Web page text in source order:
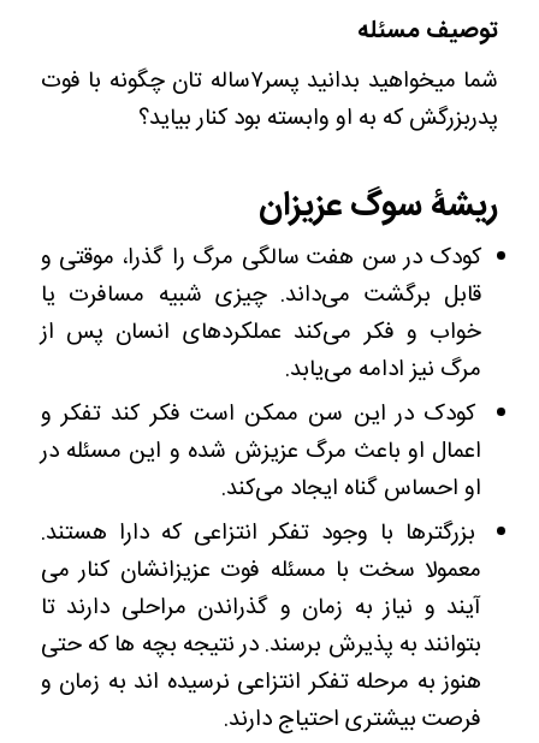
توصیف مسئله
شما میخواهید بدانید پسر۷ساله تان چگونه با فوت
پدربزرگش که به او وابسته بود کنار بیاید؟
ریشۀ سوگ عزیزان
کودک در سن هفت سالگی مرگ را گذرا، موقتی و
قابل برگشت می‌داند. چیزی شبیه مسافرت یا
خواب و فکر می‌کند عملکردهای انسان پس از
مرگ نیز ادامه می‌یابد.
کودک در این سن ممکن است فکر کند تفکر و
اعمال او باعث مرگ عزیزش شده و این مسئله در
او احساس گناه ایجاد می‌کند.
بزرگترها با وجود تفکر انتزاعی که دارا هستند.
معمولا سخت با مسئله فوت عزیزانشان کنار می
آیند و نیاز به زمان و گذراندن مراحلی دارند تا
بتوانند به پذیرش برسند. در نتیجه بچه ها که حتی
هنوز به مرحله تفکر انتزاعی نرسیده اند به زمان و
فرصت بیشتری احتیاج دارند.